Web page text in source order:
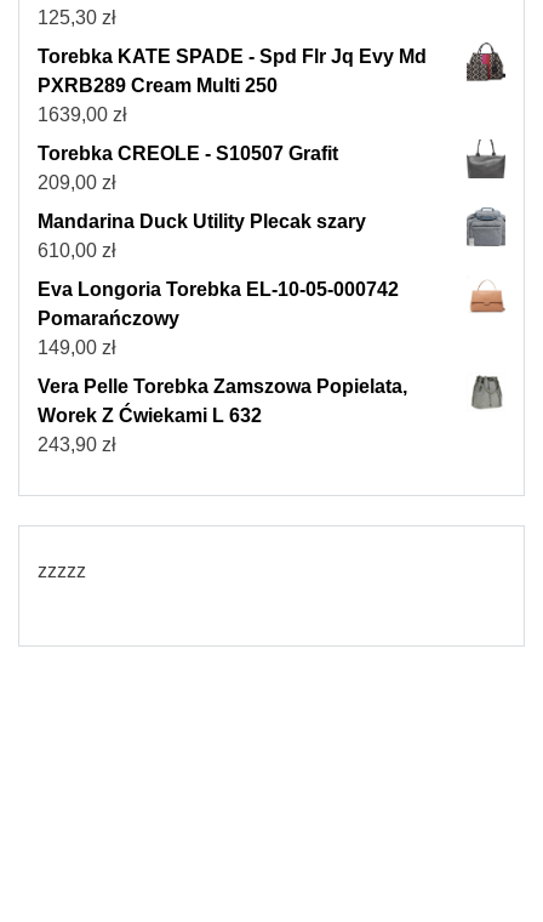
125,30 zł
Torebka KATE SPADE - Spd Flr Jq Evy Md
PXRB289 Cream Multi 250
1639,00 zł
Torebka CREOLE - S10507 Grafit
209,00 zł
Mandarina Duck Utility Plecak szary
610,00 zł
Eva Longoria Torebka EL-10-05-000742
Pomarańczowy
149,00 zł
Vera Pelle Torebka Zamszowa Popielata,
Worek Z Ćwiekami L 632
243,90 zł
zzzzz